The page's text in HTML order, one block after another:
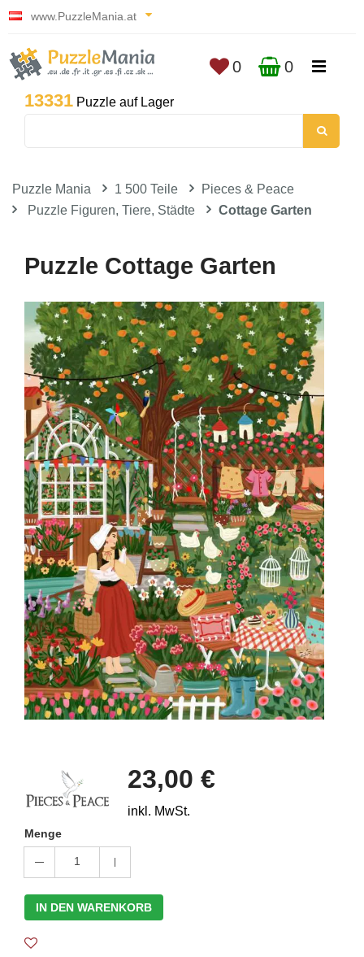
www.PuzzleMania.at
13331 Puzzle auf Lager
0 0
Puzzle Mania 1 500 Teile
Pieces & Peace
Puzzle Figuren, Tiere, Städte
Cottage Garten
Puzzle Cottage Garten
23,00 €
inkl. MwSt.
Menge
1
IN DEN WARENKORB